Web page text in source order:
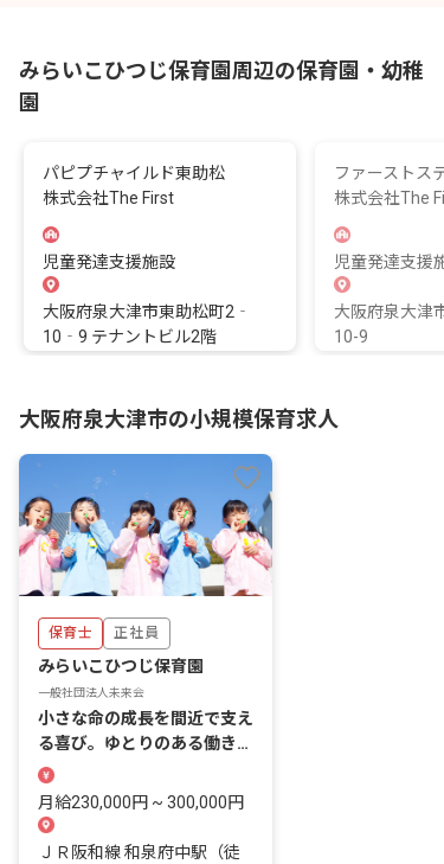
みらいこひつじ保育園周辺の保育園・幼稚
園
パピプチャイルド東助松
株式会社The First
児童発達支援施設
大阪府泉大津市東助松町2‐
10‐9 テナントビル2階
ファーストス
株式会社The
児童発達支援
大阪府泉大津
10-9
大阪府泉大津市の小規模保育求人
保育士 正社員
みらいこひつじ保育園
一般社団法人未来会
小さな命の成長を間近で支え
る喜び。ゆとりのある働き方
で、あなたの夢をここで叶え
ませんか？
月給230,000円 ~ 300,000円
ＪＲ阪和線 和泉府中駅（徒